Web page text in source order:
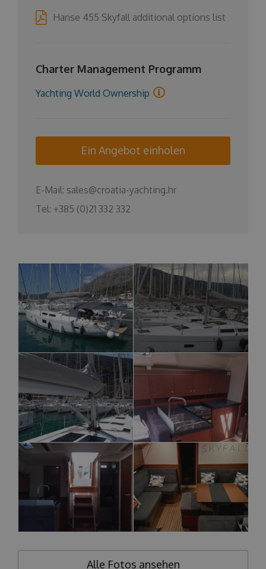
Hanse 455 Skyfall additional options list
Charter Management Programm
Yachting World Ownership
Ein Angebot einholen
E-Mail: sales@croatia-yachting.hr
Tel: +385 (0)21 332 332
Alle Fotos ansehen